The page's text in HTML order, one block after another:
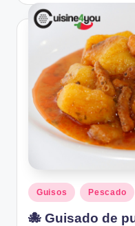
Publicado
en
Guisos Pescado
🐙 Guisado de